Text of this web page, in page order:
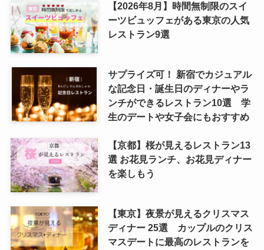
【2026年8月】時間無制限のスイ
ーツビュッフェがある東京の人気
レストラン9選
サプライズ可！ 新宿でカジュアル
な記念日・誕生日のディナーやラ
ンチができるレストラン10選 学
生のデートや女子会にもおすすめ
【京都】桜が見えるレストラン13
選 お花見ランチ、お花見ディナー
を楽しもう
【東京】夜景が見えるクリスマス
ディナー 25選 カップルのクリス
マスデートに最高のレストランを